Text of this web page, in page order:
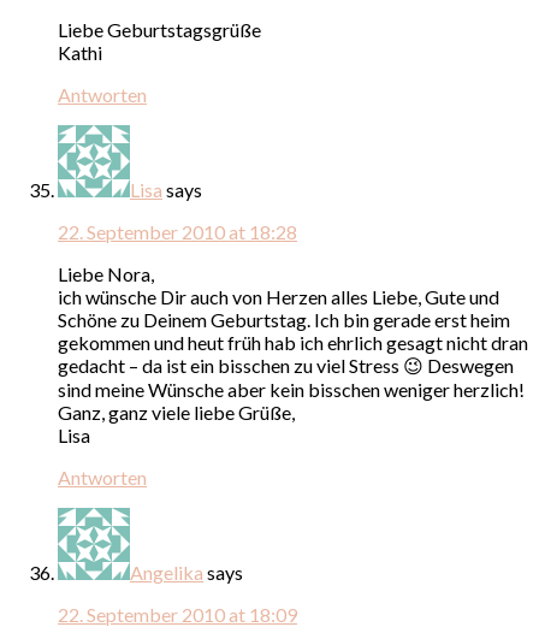
Liebe Geburtstagsgrüße
Kathi
Antworten
Lisa says
22. September 2010 at 18:28
Liebe Nora,
ich wünsche Dir auch von Herzen alles Liebe, Gute und
Schöne zu Deinem Geburtstag. Ich bin gerade erst heim
gekommen und heut früh hab ich ehrlich gesagt nicht dran
gedacht – da ist ein bisschen zu viel Stress 😉 Deswegen
sind meine Wünsche aber kein bisschen weniger herzlich!
Ganz, ganz viele liebe Grüße,
Lisa
Antworten
Angelika says
22. September 2010 at 18:09